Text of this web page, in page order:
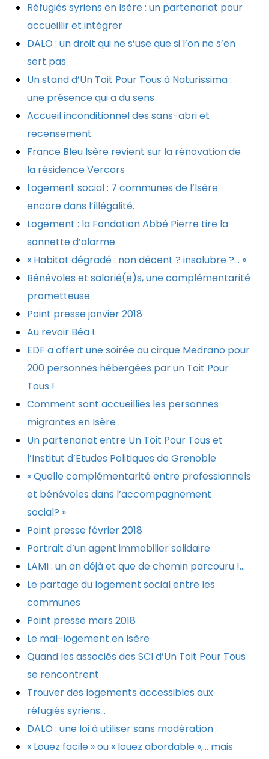
Réfugiés syriens en Isère : un partenariat pour
accueillir et intégrer
DALO : un droit qui ne s’use que si l’on ne s’en
sert pas
Un stand d’Un Toit Pour Tous à Naturissima :
une présence qui a du sens
Accueil inconditionnel des sans-abri et
recensement
France Bleu Isère revient sur la rénovation de
la résidence Vercors
Logement social : 7 communes de l’Isère
encore dans l’illégalité.
Logement : la Fondation Abbé Pierre tire la
sonnette d’alarme
« Habitat dégradé : non décent ? insalubre ?… »
Bénévoles et salarié(e)s, une complémentarité
prometteuse
Point presse janvier 2018
Au revoir Béa !
EDF a offert une soirée au cirque Medrano pour
200 personnes hébergées par un Toit Pour
Tous !
Comment sont accueillies les personnes
migrantes en Isère
Un partenariat entre Un Toit Pour Tous et
l’Institut d’Etudes Politiques de Grenoble
« Quelle complémentarité entre professionnels
et bénévoles dans l’accompagnement
social? »
Point presse février 2018
Portrait d’un agent immobilier solidaire
LAMI : un an déjà et que de chemin parcouru !…
Le partage du logement social entre les
communes
Point presse mars 2018
Le mal-logement en Isère
Quand les associés des SCI d’Un Toit Pour Tous
se rencontrent
Trouver des logements accessibles aux
réfugiés syriens…
DALO : une loi à utiliser sans modération
« Louez facile » ou « louez abordable »,… mais